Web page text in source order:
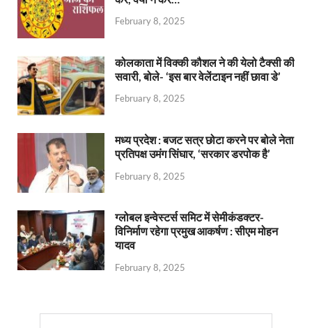
February 8, 2025
कोलकाता में विक्की कौशल ने की येलो टैक्सी की
सवारी, बोले- ‘इस बार वेलेंटाइन नहीं छावा डे’
February 8, 2025
मध्य प्रदेश : बजट सत्र छोटा करने पर बोले नेता
प्रतिपक्ष उमंग सिंघार, ‘सरकार डरपोक है’
February 8, 2025
ग्लोबल इन्वेस्टर्स समिट में सेमीकंडक्टर-
विनिर्माण रहेगा प्रमुख आकर्षण : सीएम मोहन
यादव
February 8, 2025